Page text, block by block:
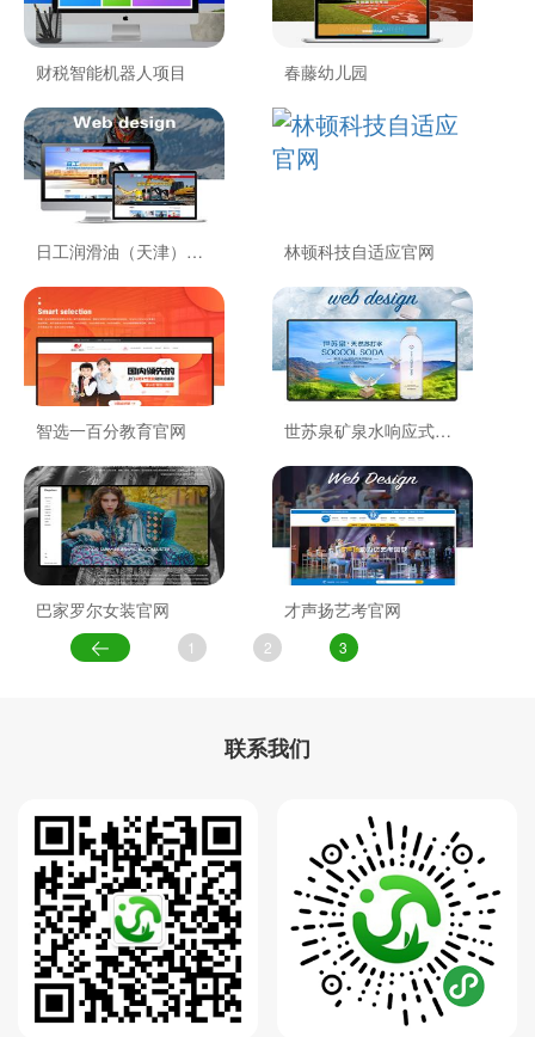
财税智能机器人项目 春藤幼儿园
日工润滑油（天津）… 林顿科技自适应官网
智选一百分教育官网 世苏泉矿泉水响应式…
巴家罗尔女装官网 才声扬艺考官网
1 2 3
联系我们